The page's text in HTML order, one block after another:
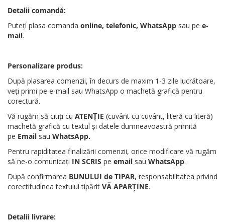
Detalii comandă:
Puteți plasa comanda online, telefonic, WhatsApp sau pe e-
mail.
Personalizare produs:
După plasarea comenzii, în decurs de maxim 1-3 zile lucrătoare,
veți primi pe e-mail sau WhatsApp o machetă grafică pentru
corectură.
Vă rugăm să citiți cu ATENȚIE (cuvânt cu cuvânt, literă cu literă)
machetă grafică cu textul și datele dumneavoastră primită
pe Email sau WhatsApp.
Pentru rapiditatea finalizării comenzii, orice modificare vă rugăm
să ne-o comunicați IN SCRIS pe email sau WhatsApp.
După confirmarea BUNULUI de TIPAR, responsabilitatea privind
corectitudinea textului tipărit VĂ APARȚINE.
Detalii livrare: